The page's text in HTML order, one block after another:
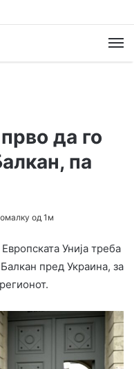
да го
па
од 1м
Унија треба
пред Украина, за